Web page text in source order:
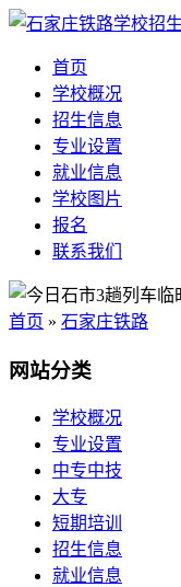
首页
学校概况
招生信息
专业设置
就业信息
学校图片
报名
联系我们
首页 » 石家庄铁路
网站分类
学校概况
专业设置
中专中技
大专
短期培训
招生信息
就业信息